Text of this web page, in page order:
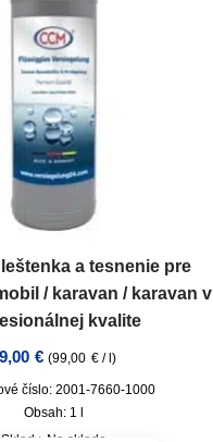
a tesnenie pre
/ karavan / karavan v
kvalite
€ (99,00 € / l)
číslo: 2001-7660-1000
Obsah: 1 l